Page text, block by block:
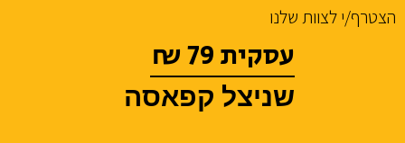
הצטרף/י לצוות שלנו
עסקית 79 ₪
שניצל קפאסה